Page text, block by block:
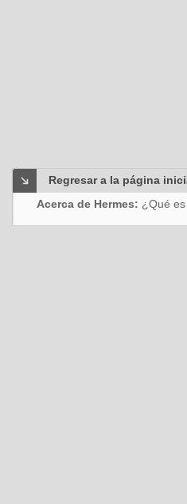
Regresar a la página
Acerca de Hermes: ¿Qué